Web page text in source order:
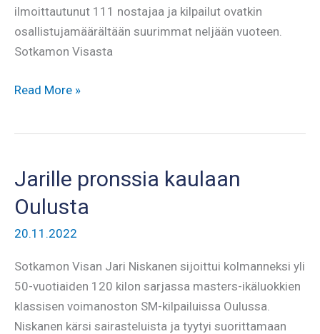
ilmoittautunut 111 nostajaa ja kilpailut ovatkin
osallistujamäärältään suurimmat neljään vuoteen.
Sotkamon Visasta
Jari
SM-
kisoihin
Read More »
Jarille pronssia kaulaan
Oulusta
20.11.2022
Sotkamon Visan Jari Niskanen sijoittui kolmanneksi yli
50-vuotiaiden 120 kilon sarjassa masters-ikäluokkien
klassisen voimanoston SM-kilpailuissa Oulussa.
Niskanen kärsi sairasteluista ja tyytyi suorittamaan